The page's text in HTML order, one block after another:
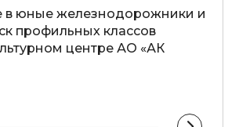
в юные железнодорожники и
профильных классов
центре АО «АК